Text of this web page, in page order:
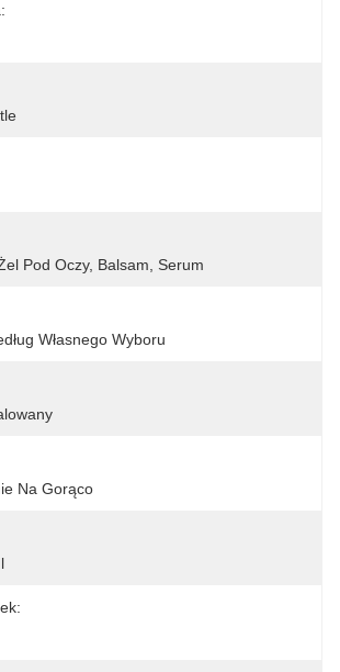
Pod Oczy, Balsam, Serum
Własnego Wyboru
Na Gorąco